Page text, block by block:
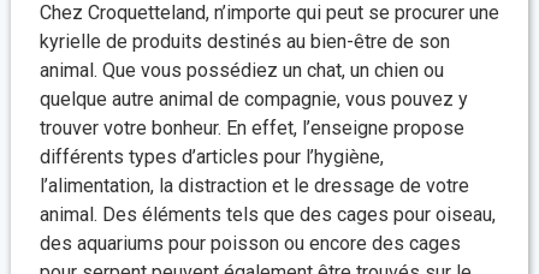
Chez Croquetteland, n’importe qui peut se procurer une
kyrielle de produits destinés au bien-être de son
animal. Que vous possédiez un chat, un chien ou
quelque autre animal de compagnie, vous pouvez y
trouver votre bonheur. En effet, l’enseigne propose
différents types d’articles pour l’hygiène,
l’alimentation, la distraction et le dressage de votre
animal. Des éléments tels que des cages pour oiseau,
des aquariums pour poisson ou encore des cages